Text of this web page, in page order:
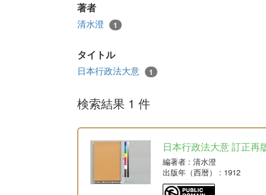
著者
清水澄 1
タイトル
日本行政法大意 1
検索結果 1 件
日本行政法大意 訂正再
編著者 : 清水澄
出版年（西暦）
: 1912